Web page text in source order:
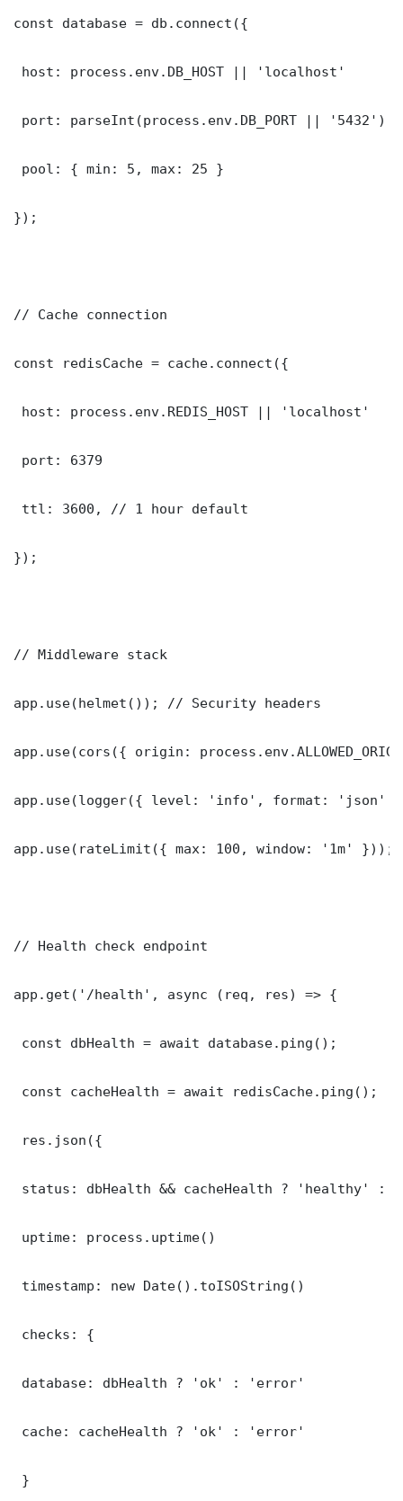
const database = db.connect({
host: process.env.DB_HOST || 'localhost'
port: parseInt(process.env.DB_PORT || '5432')
pool: { min: 5, max: 25 }
});
// Cache connection
const redisCache = cache.connect({
host: process.env.REDIS_HOST || 'localhost'
port: 6379
ttl: 3600, // 1 hour default
});
// Middleware stack
app.use(helmet()); // Security headers
app.use(cors({ origin:
app.use(logger({ level: 'info', format: 'json'
app.use(rateLimit({ max: 100, window: '1m' }));
// Health check endpoint
app.get('/health', async (req, res) => {
const dbHealth = await database.ping();
const cacheHealth = await redisCache.ping();
res.json({
status: dbHealth && cacheHealth ? 'healthy' :
uptime: process.uptime()
timestamp: new Date().toISOString()
checks: {
database: dbHealth ? 'ok' : 'error'
cache: cacheHealth ? 'ok' : 'error'
}